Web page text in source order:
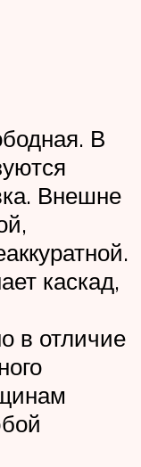
В
Внешне
каскад,
в отличие